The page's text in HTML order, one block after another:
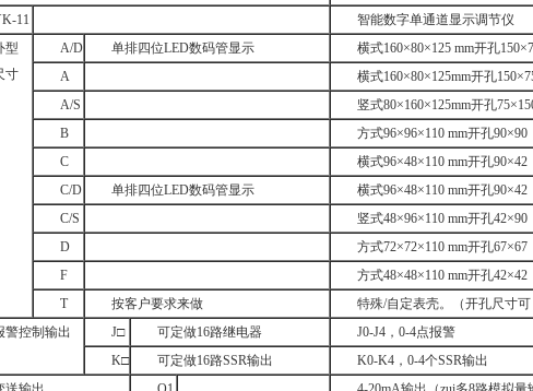
11
智能数字单通道显示调节仪
型
寸
A/D 单排四位LED数码管显示
横式160×80×125 mm开孔
A
横式160×80×125mm开孔
A/S
竖式80×160×125mm开孔
B
方式96×96×110 mm开孔90×90
C
横式96×48×110 mm开孔90×42
C/D
单排四位LED数码管显示
横式96×48×110 mm开孔90×42
C/S
竖式48×96×110 mm开孔42×90
D
方式72×72×110 mm开孔67×67
F
方式48×48×110 mm开孔42×42
T
按客户要求来做
特殊/自定表壳。（开孔尺寸可
警控制输出
J□ 可定做16路继电器
J0-J4，0-4点报警
K□
可定做16路SSR输出
K0-K4，0-4个SSR输出